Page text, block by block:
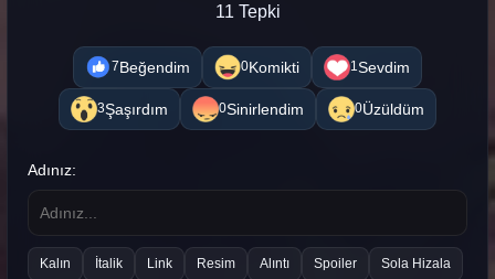
11 Tepki
7Beğendim 0Komikti 1Sevdim
3Şaşırdım 0Sinirlendim 0Üzüldüm
Adınız:
Kalın İtalik Link Resim Alıntı Spoiler Sola Hizala